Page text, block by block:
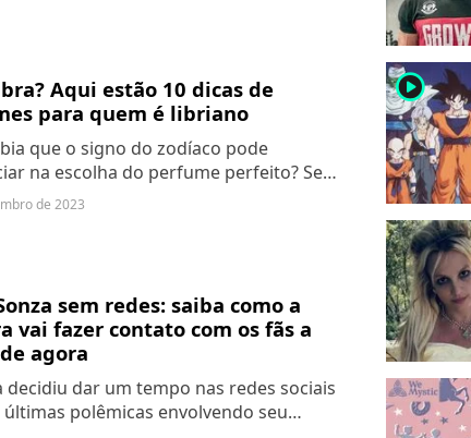
Aqui estão 10 dicas de
para quem é libriano
que o signo do zodíaco pode
na escolha do perfume perfeito? Se
Libra, prepare-se para descobrir 10
de 2023
sem redes: saiba como a
vai fazer contato com os fãs a
agora
decidiu dar um tempo nas redes sociais
últimas polêmicas envolvendo seu
player2